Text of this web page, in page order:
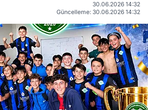
30.06.2026 14:32
Güncelleme: 30.06.2026 14:32